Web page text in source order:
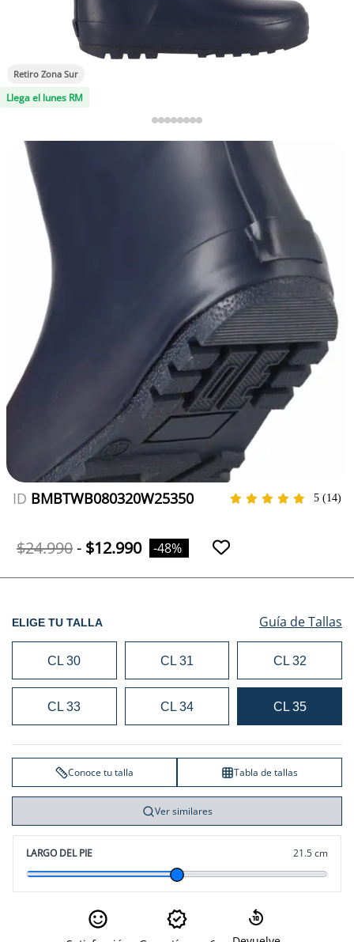
Retiro Zona Sur
Llega el lunes RM
ID BMBTWB080320W25350 5 (14)
$24.990- $12.990 -48%
ELIGE TU TALLA Guía de Tallas
CL 30 CL 31 CL 32
CL 33 CL 34 CL 35
Conoce tu talla Tabla de tallas
Ver similares
LARGO DEL PIE 21.5 cm